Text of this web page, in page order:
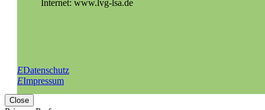
Internet: www.lvg-lsa.de
EDatenschutz
EImpressum
Close